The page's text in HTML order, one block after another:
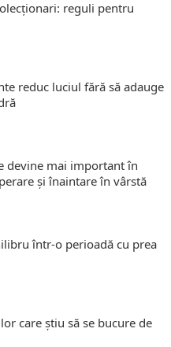
reguli pentru
reduc luciul fără să adauge
devine mai important în
și înaintare în vârstă
într-o perioadă cu prea
care știu să se bucure de